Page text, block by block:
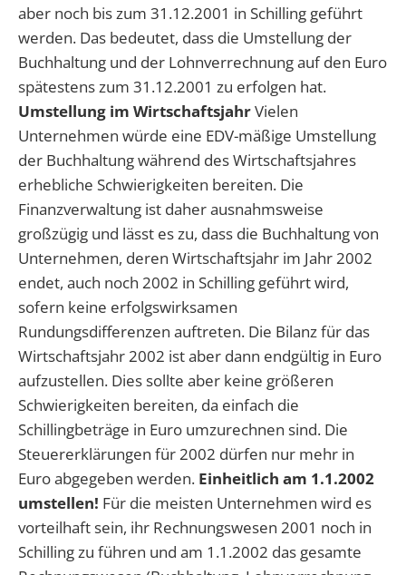
aber noch bis zum 31.12.2001 in Schilling geführt
werden. Das bedeutet, dass die Umstellung der
Buchhaltung und der Lohnverrechnung auf den Euro
spätestens zum 31.12.2001 zu erfolgen hat.
Umstellung im WirtschaftsjahrVielen
Unternehmen würde eine EDV-mäßige Umstellung
der Buchhaltung während des Wirtschaftsjahres
erhebliche Schwierigkeiten bereiten. Die
Finanzverwaltung ist daher ausnahmsweise
großzügig und lässt es zu, dass die Buchhaltung von
Unternehmen, deren Wirtschaftsjahr im Jahr 2002
endet, auch noch 2002 in Schilling geführt wird,
sofern keine erfolgswirksamen
Rundungsdifferenzen auftreten. Die Bilanz für das
Wirtschaftsjahr 2002 ist aber dann endgültig in Euro
aufzustellen. Dies sollte aber keine größeren
Schwierigkeiten bereiten, da einfach die
Schillingbeträge in Euro umzurechnen sind. Die
Steuererklärungen für 2002 dürfen nur mehr in
Euro abgegeben werden. Einheitlich am 1.1.2002
umstellen! Für die meisten Unternehmen wird es
vorteilhaft sein, ihr Rechnungswesen 2001 noch in
Schilling zu führen und am 1.1.2002 das gesamte